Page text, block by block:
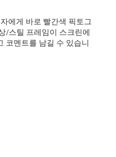
에게 바로 빨간색 픽토그
/스틸 프레임이 스크린에
코멘트를 남길 수 있습니